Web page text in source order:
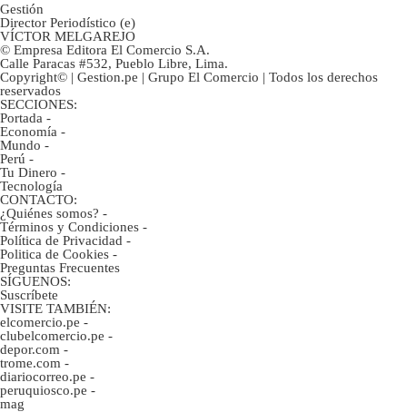
Gestión
Director Periodístico (e)
VÍCTOR MELGAREJO
© Empresa Editora El Comercio S.A.
Calle Paracas #532, Pueblo Libre, Lima.
Copyright© | Gestion.pe | Grupo El Comercio | Todos los derechos
reservados
SECCIONES:
Portada -
Economía -
Mundo -
Perú -
Tu Dinero -
Tecnología
CONTACTO:
¿Quiénes somos? -
Términos y Condiciones -
Política de Privacidad -
Politica de Cookies -
Preguntas Frecuentes
SÍGUENOS:
Suscríbete
VISITE TAMBIÉN:
elcomercio.pe -
clubelcomercio.pe -
depor.com -
trome.com -
diariocorreo.pe -
peruquiosco.pe -
mag